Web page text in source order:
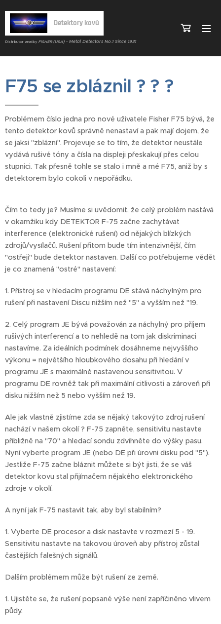
Detektory kovů
Distributor značky FISHER (USA) - Metal Detectors No.1 Since 1931
F75 se zbláznil ? ? ?
Problémem číslo jedna pro nové uživatele Fisher F75 bývá, že
tento detektor kovů správně nenastaví a pak mají dojem, že
se jaksi "zblázní". Projevuje se to tím, že detektor neustále
vydává rušivé tóny a čísla na displeji přeskakují přes celou
stupnici. Tak přesně tohle se stalo i mně a mé F75, aniž by s
detektorem bylo cokoli v nepořádku.
Čím to tedy je? Musíme si uvědomit, že celý problém nastává
v okamžiku kdy DETEKTOR F-75 začne zachytávat
interference (elektronické rušení) od nějakých blízkých
zdrojů/vysílačů. Rušení přitom bude tím intenzivnější, čím
"ostřeji" bude detektor nastaven. Další co potřebujeme vědět
je co znamená "ostré" nastavení:
1. Přístroj se v hledacím programu DE stává náchylným pro
rušení při nastavení Discu nižším než "5" a vyšším než "19.
2. Celý program JE bývá považován za náchylný pro příjem
rušivých interferencí a to nehledě na tom jak diskriminaci
nastavíme. Za ideálních podmínek dosáhneme nejvyššího
výkonu = největšího hloubkového dosahu při hledání v
programu JE s maximálně nastavenou sensitivitou. V
programu DE rovněž tak při maximální citlivosti a zároveň při
disku nižším než 5 nebo vyšším než 19.
Ale jak vlastně zjistíme zda se nějaký takovýto zdroj rušení
nachází v našem okolí ? F-75 zapněte, sensitivitu nastavte
přibližně na "70" a hledací sondu zdvihněte do výšky pasu.
Nyní vyberte program JE (nebo DE při úrovni disku pod "5").
Jestliže F-75 začne bláznit můžete si být jisti, že se váš
detektor kovu stal přijímačem nějakého elektronického
zdroje v okolí.
A nyní jak F-75 nastavit tak, aby byl stabilním?
1. Vyberte DE procesor a disk nastavte v rozmezí 5 - 19.
Sensitivitu nastavte na takovou úroveň aby přístroj zůstal
častějších falešných signálů.
Dalším problémem může být rušení ze země.
1. Ujistěte se, že rušení popsané výše není zapříčiněno vlivem
půdy.